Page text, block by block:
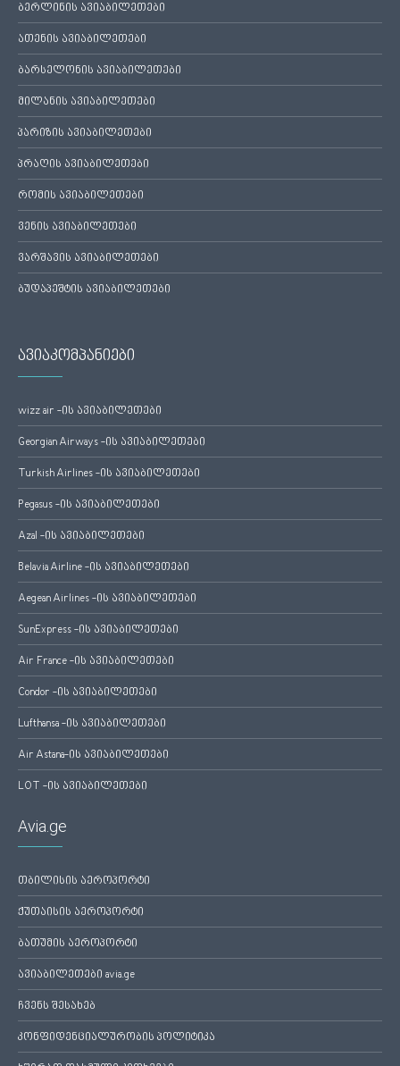
ბერლინის ავიაბილეთები
ათენის ავიაბილეთები
ბარსელონის ავიაბილეთები
მილანის ავიაბილეთები
პარიზის ავიაბილეთები
პრაღის ავიაბილეთები
რომის ავიაბილეთები
ვენის ავიაბილეთები
ვარშავის ავიაბილეთები
ბუდაპეშტის ავიაბილეთები
ავიაკომპანიები
wizz air -ის ავიაბილეთები
Georgian Airways -ის ავიაბილეთები
Turkish Airlines -ის ავიაბილეთები
Pegasus -ის ავიაბილეთები
Azal -ის ავიაბილეთები
Belavia Airline -ის ავიაბილეთები
Aegean Airlines -ის ავიაბილეთები
SunExpress -ის ავიაბილეთები
Air France -ის ავიაბილეთები
Condor -ის ავიაბილეთები
Lufthansa -ის ავიაბილეთები
Air Astana-ის ავიაბილეთები
LOT -ის ავიაბილეთები
Avia.ge
თბილისის აეროპორტი
ქუთაისის აეროპორტი
ბათუმის აეროპორტი
ავიაბილეთები avia.ge
ჩვენს შესახებ
კონფიდენციალურობის პოლიტიკა